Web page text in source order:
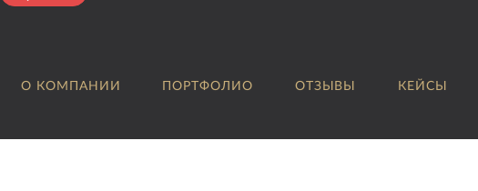
О КОМПАНИИ ПОРТФОЛИО ОТЗЫВЫ КЕЙСЫ